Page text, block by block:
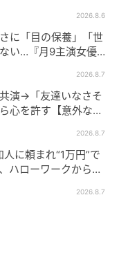
2026.8.6
に「目の保養」「世
い…『月9主演女優
2026.8.7
演→「友達いなさそ
心を許す【意外な親
2026.8.7
人に頼まれ“1万円”で
ハローワークから届
2026.8.7